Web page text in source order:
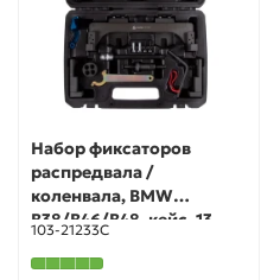
Набор фиксаторов
распредвала /
коленвала, BMW
B38/B46/B48, кейс, 13
предметов МАСТАК 103-
21233C
103-21233C